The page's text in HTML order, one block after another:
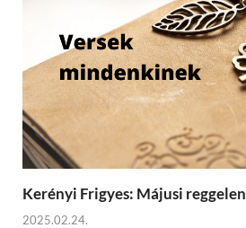
Kerényi Frigyes: Májusi reggelen
2025.02.24.